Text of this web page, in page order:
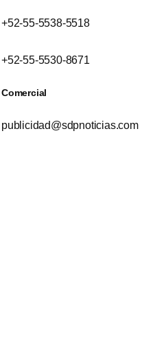
+52-55-5538-5518
+52-55-5530-8671
Comercial
publicidad@sdpnoticias.com